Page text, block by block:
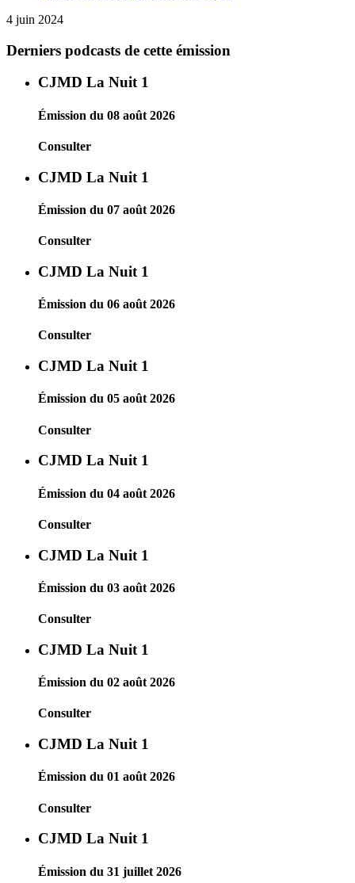
4 juin 2024
Derniers podcasts de cette émission
CJMD La Nuit 1
Émission du 08 août 2026
Consulter
CJMD La Nuit 1
Émission du 07 août 2026
Consulter
CJMD La Nuit 1
Émission du 06 août 2026
Consulter
CJMD La Nuit 1
Émission du 05 août 2026
Consulter
CJMD La Nuit 1
Émission du 04 août 2026
Consulter
CJMD La Nuit 1
Émission du 03 août 2026
Consulter
CJMD La Nuit 1
Émission du 02 août 2026
Consulter
CJMD La Nuit 1
Émission du 01 août 2026
Consulter
CJMD La Nuit 1
Émission du 31 juillet 2026